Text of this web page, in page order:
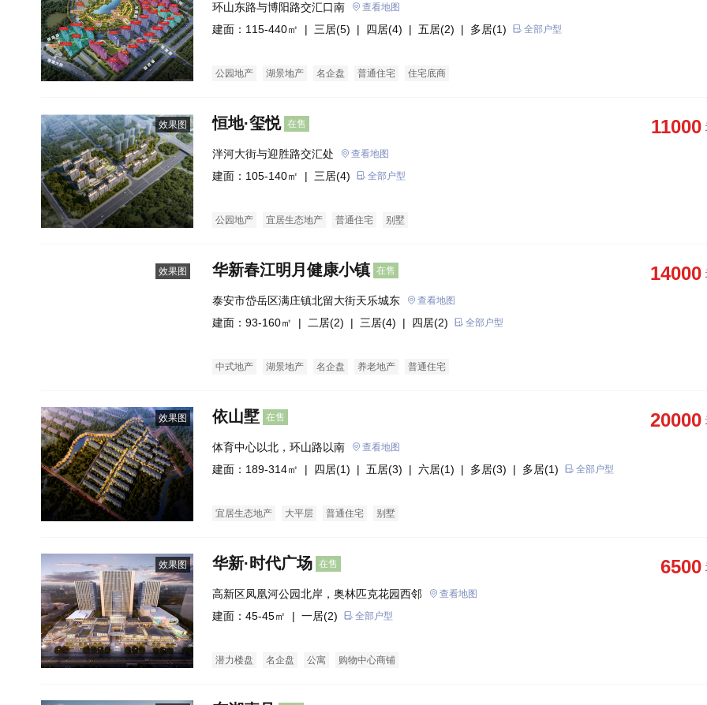
环山东路与博阳路交汇口南 查看地图
建面：115-440㎡ | 三居(5) | 四居(4) | 五居(2) | 多居(1) 全部户型
公园地产 湖景地产 名企盘 普通住宅 住宅底商
效果图 恒地·玺悦 在售 11000
泮河大街与迎胜路交汇处 查看地图
建面：105-140㎡ | 三居(4) 全部户型
公园地产 宜居生态地产 普通住宅 别墅
效果图 华新春江明月健康小镇 在售 14000
泰安市岱岳区满庄镇北留大街天乐城东 查看地图
建面：93-160㎡ | 二居(2) | 三居(4) | 四居(2) 全部户型
中式地产 湖景地产 名企盘 养老地产 普通住宅
效果图 依山墅 在售 20000
体育中心以北，环山路以南 查看地图
建面：189-314㎡ | 四居(1) | 五居(3) | 六居(1) | 多居(3) | 多居(1) 全部户型
宜居生态地产 大平层 普通住宅 别墅
效果图 华新·时代广场 在售 6500
高新区凤凰河公园北岸，奥林匹克花园西邻 查看地图
建面：45-45㎡ | 一居(2) 全部户型
潜力楼盘 名企盘 公寓 购物中心商铺